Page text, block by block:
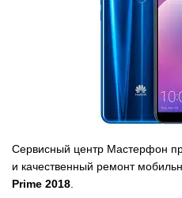
Сервисный центр Мастерфон
и качественный ремонт
Prime 2018